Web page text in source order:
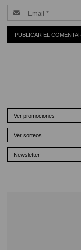
Ver promociones
Ver sorteos
Newsletter